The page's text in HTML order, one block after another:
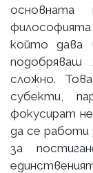
основната
който дава
сложно.
субекти,
фокусират
да се
за